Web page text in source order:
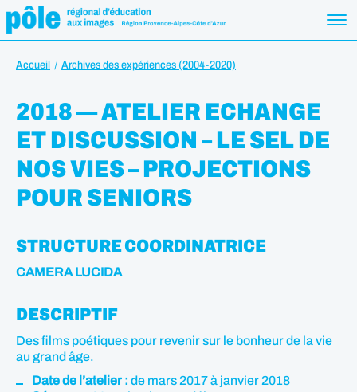
Accueil Archives des expériences (2004-2020)
2018 — ATELIER ECHANGE
ET DISCUSSION – LE SEL DE
NOS VIES – PROJECTIONS
POUR SENIORS
STRUCTURE COORDINATRICE
CAMERA LUCIDA
DESCRIPTIF
Des films poétiques pour revenir sur le bonheur de la vie
au grand âge.
Date de l’atelier : de mars 2017 à janvier 2018